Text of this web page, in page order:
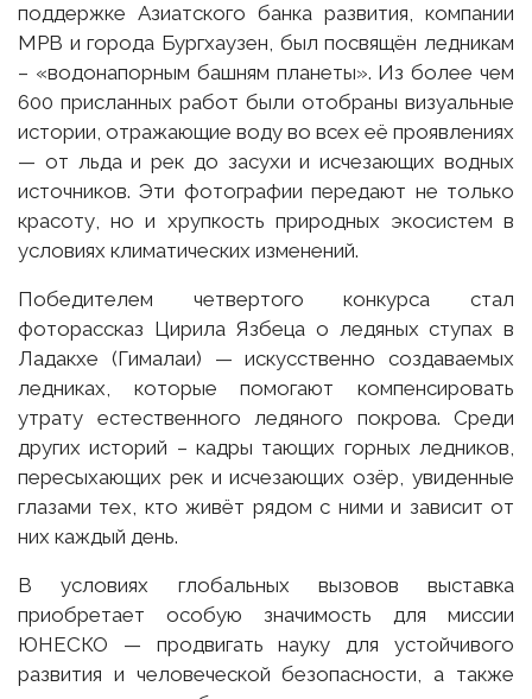
поддержке Азиатского банка развития, компании
MPB и города Бургхаузен, был посвящён ледникам
– «водонапорным башням планеты». Из более чем
600 присланных работ были отобраны визуальные
истории, отражающие воду во всех её проявлениях
— от льда и рек до засухи и исчезающих водных
источников. Эти фотографии передают не только
красоту, но и хрупкость природных экосистем в
условиях климатических изменений.
Победителем четвертого конкурса стал
фоторассказ Цирила Язбецa о ледяных ступах в
Ладакхе (Гималаи) — искусственно создаваемых
ледниках, которые помогают компенсировать
утрату естественного ледяного покрова. Среди
других историй – кадры тающих горных ледников,
пересыхающих рек и исчезающих озёр, увиденные
глазами тех, кто живёт рядом с ними и зависит от
них каждый день.
В условиях глобальных вызовов выставка
приобретает особую значимость для миссии
ЮНЕСКО — продвигать науку для устойчивого
развития и человеческой безопасности, а также